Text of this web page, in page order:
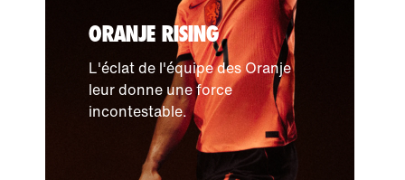
ORANJE RISING
L'éclat de l'équipe des Oranje
leur donne une force
incontestable.